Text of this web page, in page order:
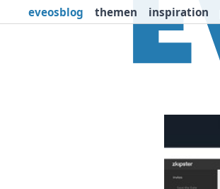
eveosblog themen inspiration